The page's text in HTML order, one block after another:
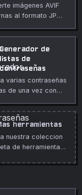
imágenes AVIF
al formato JPG
en tu navegador.
Generador de
listas de
contraseñas
varias contraseñas
de una vez con
completas.
herramientas
nuestra coleccion
de herramientas